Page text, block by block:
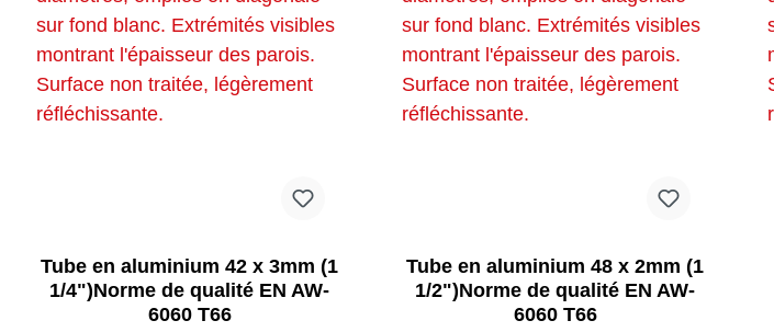
Tube en aluminium 42 x 3mm (1
1/4")Norme de qualité EN AW-
6060 T66
Tube en aluminium 48 x 2mm (1
1/2")Norme de qualité EN AW-
6060 T66